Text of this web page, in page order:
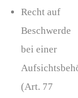
Recht auf
Beschwerde
bei einer
(Art. 77